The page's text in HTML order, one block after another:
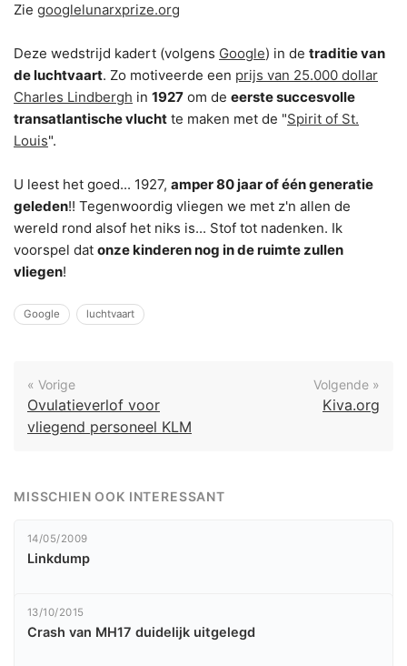
Zie googlelunarxprize.org
Deze wedstrijd kadert (volgens Google) in de traditie van
de luchtvaart. Zo motiveerde een prijs van 25.000 dollar
Charles Lindbergh in 1927 om de eerste succesvolle
transatlantische vlucht te maken met de "Spirit of St.
Louis".
U leest het goed... 1927, amper 80 jaar of één generatie
geleden!! Tegenwoordig vliegen we met z'n allen de
wereld rond alsof het niks is... Stof tot nadenken. Ik
voorspel dat onze kinderen nog in de ruimte zullen
vliegen!
Google luchtvaart
« Vorige
Ovulatieverlof voor
vliegend personeel KLM
Volgende »
Kiva.org
MISSCHIEN OOK INTERESSANT
14/05/2009
Linkdump
13/10/2015
Crash van MH17 duidelijk uitgelegd